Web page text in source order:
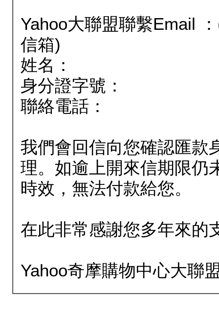
Yahoo大聯盟聯繫Email
信箱)
姓名：
身分證字號：
聯絡電話：
我們會回信向您確認匯款
理。如逾上開來信期限仍
時效，無法付款給您。
在此非常感謝您多年來的
Yahoo奇摩購物中心大